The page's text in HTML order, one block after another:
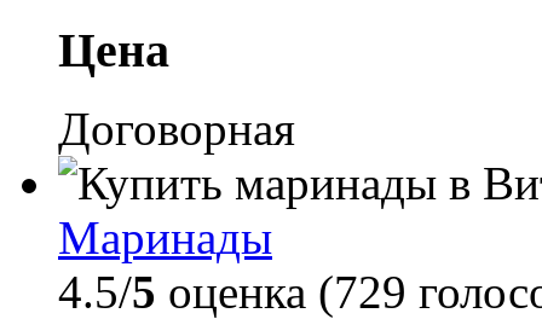
Цена
Договорная
Маринады
4.5/5 оценка (729